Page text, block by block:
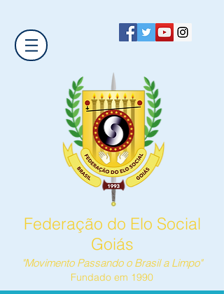
Federação do Elo Social
Goiás
"Movimento Passando o Brasil a Limpo"
Fundado em 1990